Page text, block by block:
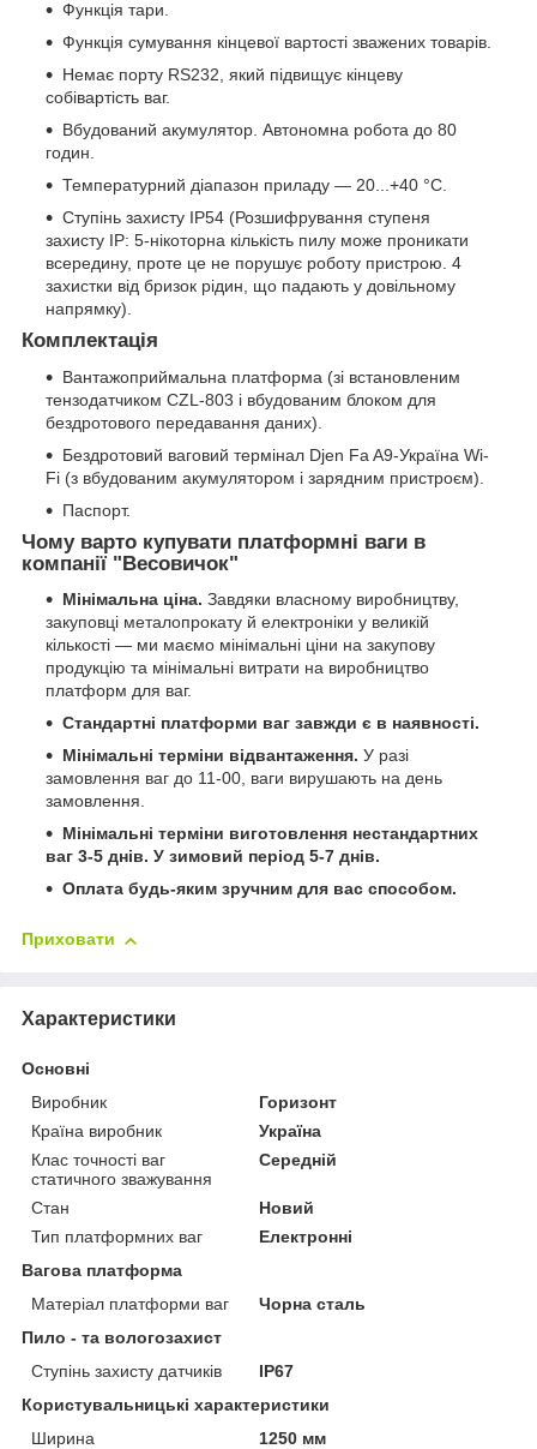
Функція тари.
Функція сумування кінцевої вартості зважених товарів.
Немає порту RS232, який підвищує кінцеву
собівартість ваг.
Вбудований акумулятор. Автономна робота до 80
годин.
Температурний діапазон приладу — 20...+40 °C.
Ступінь захисту IP54 (Розшифрування ступеня
захисту IP: 5-нікоторна кількість пилу може проникати
всередину, проте це не порушує роботу пристрою. 4
захистки від бризок рідин, що падають у довільному
напрямку).
Комплектація
Вантажоприймальна платформа (зі встановленим
тензодатчиком CZL-803 і вбудованим блоком для
бездротового передавання даних).
Бездротовий ваговий термінал Djen Fa A9-Україна Wi-
Fi (з вбудованим акумулятором і зарядним пристроєм).
Паспорт.
Чому варто купувати платформні ваги в
компанії "Весовичок"
Мінімальна ціна. Завдяки власному виробництву,
закуповці металопрокату й електроніки у великій
кількості — ми маємо мінімальні ціни на закупову
продукцію та мінімальні витрати на виробництво
платформ для ваг.
Стандартні платформи ваг завжди є в наявності.
Мінімальні терміни відвантаження. У разі
замовлення ваг до 11-00, ваги вирушають на день
замовлення.
Мінімальні терміни виготовлення нестандартних
ваг 3-5 днів. У зимовий період 5-7 днів.
Оплата будь-яким зручним для вас способом.
Приховати
Характеристики
Основні
Виробник
Горизонт
Країна виробник
Україна
Клас точності ваг
статичного зважування
Середній
Стан
Новий
Тип платформних ваг
Електронні
Вагова платформа
Матеріал платформи ваг
Чорна сталь
Пило - та вологозахист
Ступінь захисту датчиків
IP67
Користувальницькі характеристики
Ширина
1250 мм